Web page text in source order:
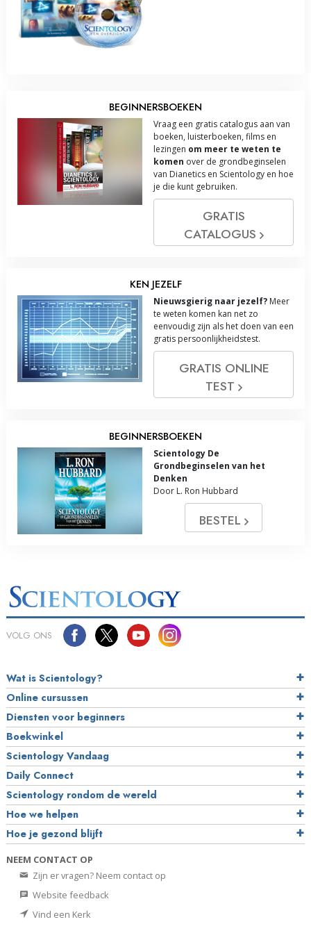
BEGINNERSBOEKEN
Vraag een gratis catalogus aan van
boeken, luisterboeken, films en
lezingen om meer te weten te
komen over de grondbeginselen
van Dianetics en Scientology en hoe
je die kunt gebruiken.
GRATIS
CATALOGUS
KEN JEZELF
Nieuwsgierig naar jezelf? Meer
te weten komen kan net zo
eenvoudig zijn als het doen van een
gratis persoonlijkheidstest.
GRATIS ONLINE
TEST
BEGINNERSBOEKEN
Scientology De
Grondbeginselen van het
Denken
Door L. Ron Hubbard
BESTEL
VOLG ONS
Wat is Scientology?
Online cursussen
Diensten voor beginners
Boekwinkel
Scientology Vandaag
Daily Connect
Scientology rondom de wereld
Hoe we helpen
Hoe je gezond blijft
NEEM CONTACT OP
Zijn er vragen? Neem contact op
Website feedback
Vind een Kerk